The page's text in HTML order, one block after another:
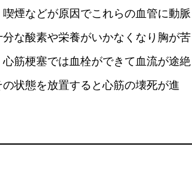
煙などが原因でこれらの血管に動脈
な酸素や栄養がいかなくなり胸が苦
筋梗塞では血栓ができて血流が途絶
状態を放置すると心筋の壊死が進